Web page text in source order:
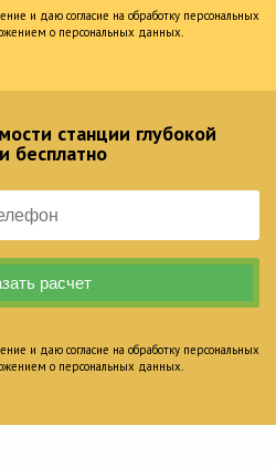
и даю согласие на обработку персональных
о персональных данных.
станции глубокой
бесплатно
и даю согласие на обработку персональных
о персональных данных.